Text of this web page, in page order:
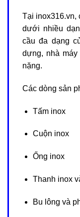
Tại inox316.vn,
dưới nhiều
cầu đa dạng
dựng, nhà máy
nặng.
Các dòng sản
Tấm inox
Cuộn inox
Ống inox
Thanh inox
Bu lông và